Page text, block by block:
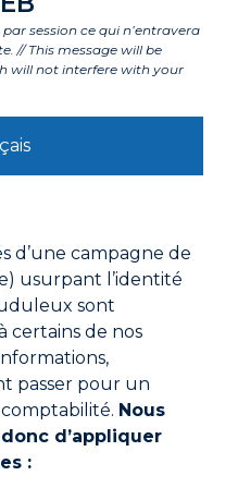
le verre, le carrelage et
d’un essuyage avec
nécessaire d’abraser,
recommandé par le
doivent être
les bords du joint avec
télécharger
session ce qui n’entravera
// This message will be
will not interfere with your
d’une campagne de
usurpant l’identité
sont
certains de nos
passer pour un
Nous
d’appliquer
: